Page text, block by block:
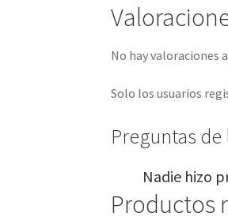
No hay valoraciones
Solo los usuarios
Preguntas
Nadie hizo
Productos